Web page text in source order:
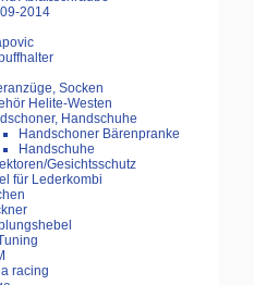
2014
Socken
Helite-Westen
Handschuhe
Handschoner Bärenpranke
Handschuhe
Gesichtsschutz
für Lederkombi
racing